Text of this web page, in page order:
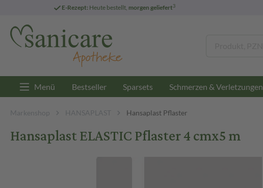
E-Rezept: Heute bestellt, morgen geliefert3
Menü Bestseller Sparsets Schmerzen & Verletzungen
Markenshop HANSAPLAST Hansaplast Pflaster
Hansaplast ELASTIC Pflaster 4 cmx5 m